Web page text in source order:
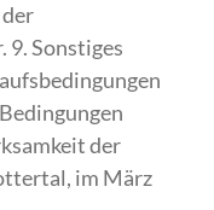
9. Sonstiges
der
im März